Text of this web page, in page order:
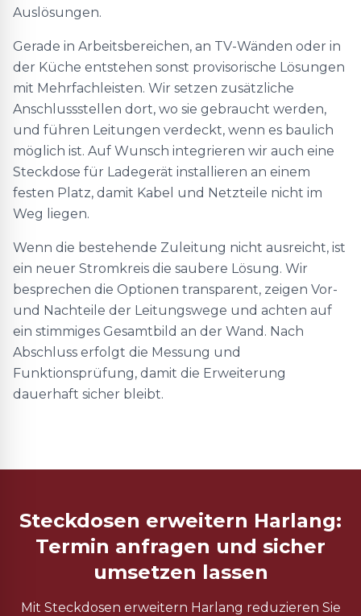
Auslösungen.
Gerade in Arbeitsbereichen, an TV-Wänden oder in
der Küche entstehen sonst provisorische Lösungen
mit Mehrfachleisten. Wir setzen zusätzliche
Anschlussstellen dort, wo sie gebraucht werden,
und führen Leitungen verdeckt, wenn es baulich
möglich ist. Auf Wunsch integrieren wir auch eine
Steckdose für Ladegerät installieren an einem
festen Platz, damit Kabel und Netzteile nicht im
Weg liegen.
Wenn die bestehende Zuleitung nicht ausreicht, ist
ein neuer Stromkreis die saubere Lösung. Wir
besprechen die Optionen transparent, zeigen Vor-
und Nachteile der Leitungswege und achten auf
ein stimmiges Gesamtbild an der Wand. Nach
Abschluss erfolgt die Messung und
Funktionsprüfung, damit die Erweiterung
dauerhaft sicher bleibt.
Steckdosen erweitern Harlang:
Termin anfragen und sicher
umsetzen lassen
Mit Steckdosen erweitern Harlang reduzieren Sie